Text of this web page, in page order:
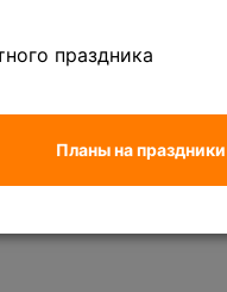
праздника
Планы на праздники